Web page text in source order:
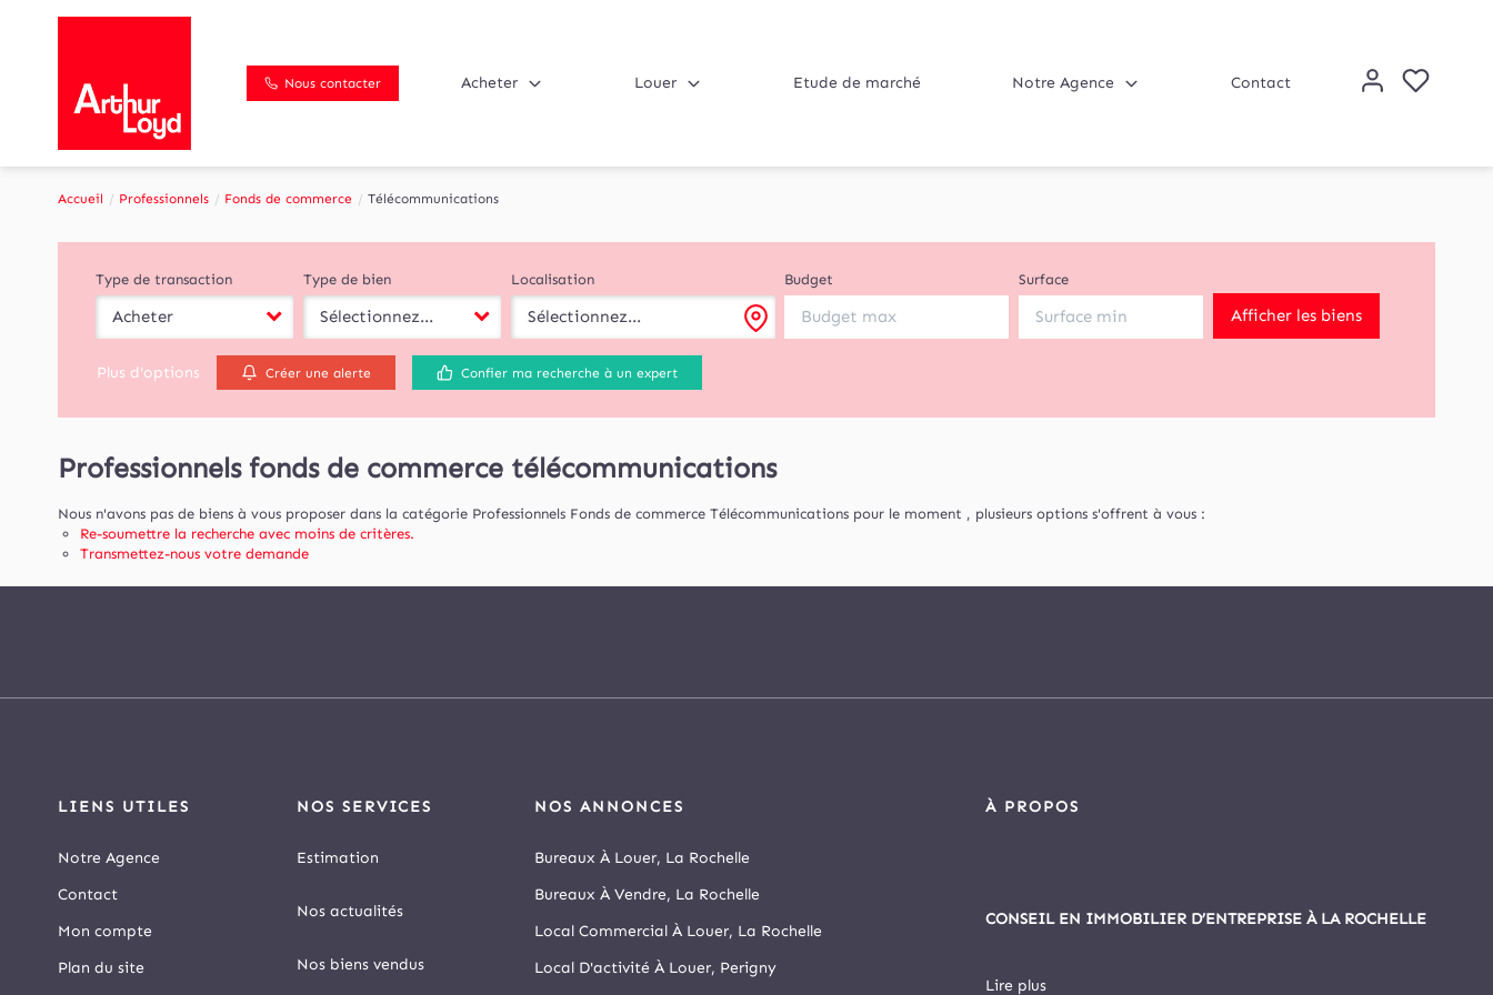
Nous contacter Acheter Louer Etude de marché Notre Agence Contact
Accueil Professionnels Fonds de commerce Télécommunications
Type de transaction
Acheter
Type de bien
Sélectionnez...
Localisation
Sélectionnez...
Budget Surface
Plus d'options Créer une alerte Confier ma recherche à un expert
Professionnels fonds de commerce télécommunications
Nous n'avons pas de biens à vous proposer dans la catégorie Professionnels Fonds de commerce Télécommunications pour le moment , plusieurs options s'offrent à vous :
Re-soumettre la recherche avec moins de critères.
Transmettez-nous votre demande
LIENS UTILES
Notre Agence
Contact
Mon compte
Plan du site
NOS SERVICES
Estimation
Nos actualités
Nos biens vendus
NOS ANNONCES
Bureaux À Louer, La Rochelle
Bureaux À Vendre, La Rochelle
Local Commercial À Louer, La Rochelle
Local D'activité À Louer, Perigny
À PROPOS
CONSEIL EN IMMOBILIER D’ENTREPRISE À LA ROCHELLE
Lire plus